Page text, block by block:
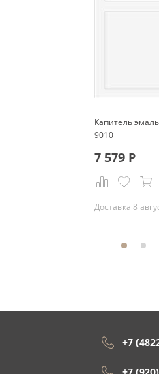
Капитель
9010
7 579Р
Доставка 8
+7